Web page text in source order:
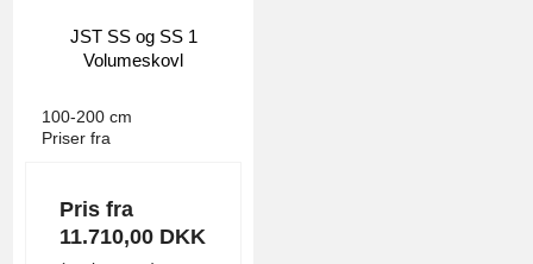
JST SS og SS 1
Volumeskovl
4427
100-200 cm
Priser fra
Pris fra
11.710,00 DKK